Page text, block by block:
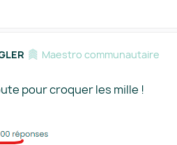
Maestro communautaire
pour croquer les mille !